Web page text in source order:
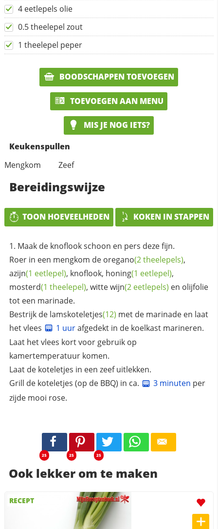
4 eetlepels olie
0.5 theelepel zout
1 theelepel peper
BOODSCHAPPEN TOEVOEGEN
TOEVOEGEN AAN MENU
MIS JE NOG IETS?
Keukenspullen
Mengkom
Zeef
Bereidingswijze
TOON HOEVEELHEDEN KOKEN IN STAPPEN
Maak de knoflook schoon en pers deze fijn.
Roer in een mengkom de oregano(2 theelepels),
azijn(1 eetlepel), knoflook, honing(1 eetlepel),
mosterd(1 theelepel), wittewijn(2 eetlepels) en olijfolie
tot een marinade.
Bestrijk de lamskoteletjes(12) met de marinade en laat
het vlees
1 uurafgedekt in de koelkast marineren.
Laat het vlees kort voor gebruik op
kamertemperatuur komen.
Laat de koteletjes in een zeef uitlekken.
Grill de koteletjes (op de BBQ) in ca.
3 minuten per
zijde mooi rose.
25 25 25
Ook lekker om te maken
RECEPT